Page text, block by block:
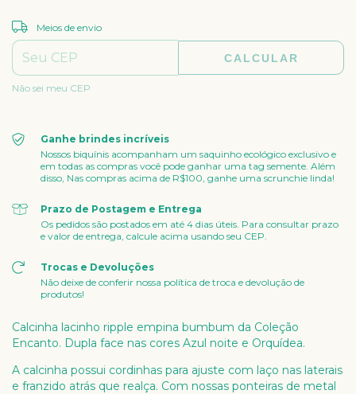
Entregas para o CEP:
Meios de envio
CALCULAR
Não sei meu CEP
Ganhe brindes incríveis
Nossos biquínis acompanham um saquinho ecológico exclusivo e
em todas as compras você pode ganhar uma tag semente. Além
disso, Nas compras acima de R$100, ganhe uma scrunchie linda!
Prazo de Postagem e Entrega
Os pedidos são postados em até 4 dias úteis. Para consultar prazo
e valor de entrega, calcule acima usando seu CEP.
Trocas e Devoluções
Não deixe de conferir nossa política de troca e devolução de
produtos!
Calcinha lacinho ripple empina bumbum da Coleção
Encanto. Dupla face nas cores Azul noite e Orquídea.
A calcinha possui cordinhas para ajuste com laço nas laterais
e franzido atrás que realça. Com nossas ponteiras de metal